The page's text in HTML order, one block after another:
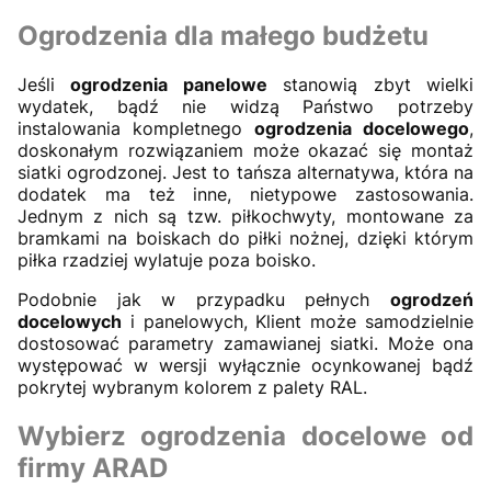
Ogrodzenia dla małego budżetu
Jeśliogrodzenia panelowe stanowią zbyt wielki
wydatek, bądź nie widzą Państwo potrzeby
instalowania kompletnego ogrodzenia docelowego,
doskonałym rozwiązaniem może okazać się montaż
siatki ogrodzonej. Jest to tańsza alternatywa, która na
dodatek ma też inne, nietypowe zastosowania.
Jednym z nich są tzw. piłkochwyty, montowane za
bramkami na boiskach do piłki nożnej, dzięki którym
piłka rzadziej wylatuje poza boisko.
Podobnie jak w przypadku pełnych ogrodzeń
docelowych i panelowych, Klient może samodzielnie
dostosować parametry zamawianej siatki. Może ona
występować w wersji wyłącznie ocynkowanej bądź
pokrytej wybranym kolorem z palety RAL.
Wybierz ogrodzenia doceloweod
firmy ARAD